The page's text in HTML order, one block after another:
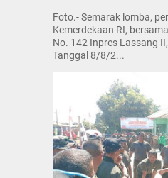
Foto.- Semarak lomba,
Kemerdekaan RI,
No. 142 Inpres Lassang
Tanggal 8/8/2...